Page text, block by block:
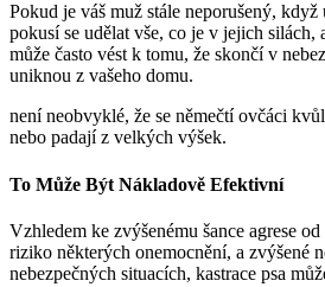
Pokud je váš muž stále neporušený,
pokusí se udělat vše, co je v jejich silách,
může často vést k tomu, že skončí v
uniknou z vašeho domu.
není neobvyklé, že se němečtí ovčáci
nebo padají z velkých výšek.
To Může Být Nákladově Efektivní
Vzhledem ke zvýšenému šance agrese
riziko některých onemocnění, a zvýšené
nebezpečných situacích, kastrace psa